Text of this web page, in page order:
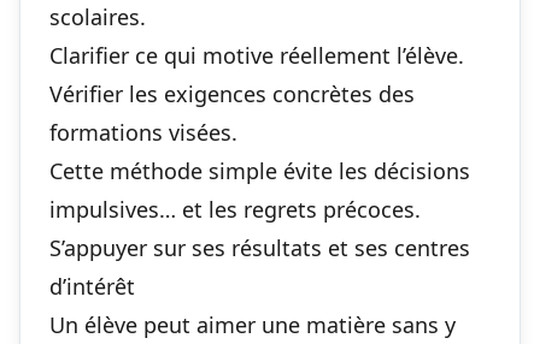
scolaires.
Clarifier ce qui motive réellement l’élève.
Vérifier les exigences concrètes des
formations visées.
Cette méthode simple évite les décisions
impulsives… et les regrets précoces.
S’appuyer sur ses résultats et ses centres
d’intérêt
Un élève peut aimer une matière sans y